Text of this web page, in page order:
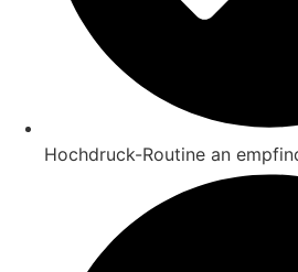
Hochdruck-Routine an